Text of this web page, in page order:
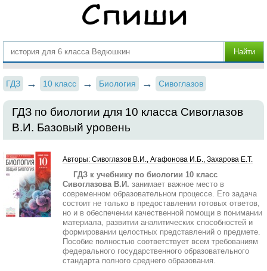
ГДЗ 10 класс Биология Сивоглазов
ГДЗ по биологии для 10 класса Сивоглазов
В.И. Базовый уровень
Авторы: Сивоглазов В.И., Агафонова И.Б., Захарова Е.Т.
ГДЗ к учебнику по биологии 10 класс
Сивоглазова В.И. занимает важное место в
современном образовательном процессе. Его задача
состоит не только в предоставлении готовых ответов,
но и в обеспечении качественной помощи в понимании
материала, развитии аналитических способностей и
формировании целостных представлений о предмете.
Пособие полностью соответствует всем требованиям
федерального государственного образовательного
стандарта полного среднего образования.